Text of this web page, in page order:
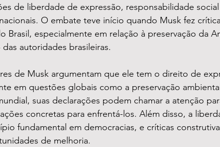
de liberdade de expressão, responsabilidade
O embate teve início quando Musk fez
Brasil, especialmente em relação à preservação da
autoridades brasileiras.
de Musk argumentam que ele tem o direito de
em questões globais como a preservação
suas declarações podem chamar a atenção
concretas para enfrentá-los. Além disso, a
fundamental em democracias, e críticas
de melhoria.